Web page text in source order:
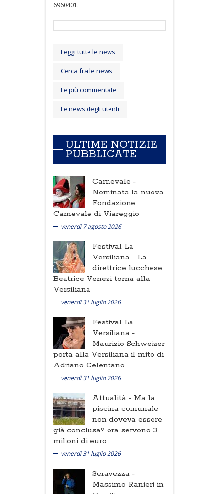
6960401.
Leggi tutte le news
Cerca fra le news
Le più commentate
Le news degli utenti
ULTIME NOTIZIE
PUBBLICATE
Carnevale -
Nominata la nuova
Fondazione
Carnevale di Viareggio
venerdì 7 agosto 2026
Festival La
Versiliana - La
direttrice lucchese
Beatrice Venezi torna alla
Versiliana
venerdì 31 luglio 2026
Festival La
Versiliana -
Maurizio Schweizer
porta alla Versiliana il mito di
Adriano Celentano
venerdì 31 luglio 2026
Attualità - Ma la
piscina comunale
non doveva essere
già conclusa? ora servono 3
milioni di euro
venerdì 31 luglio 2026
Seravezza -
Massimo Ranieri in